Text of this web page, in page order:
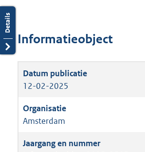
Informatieobject
12-02-2025
Amsterdam